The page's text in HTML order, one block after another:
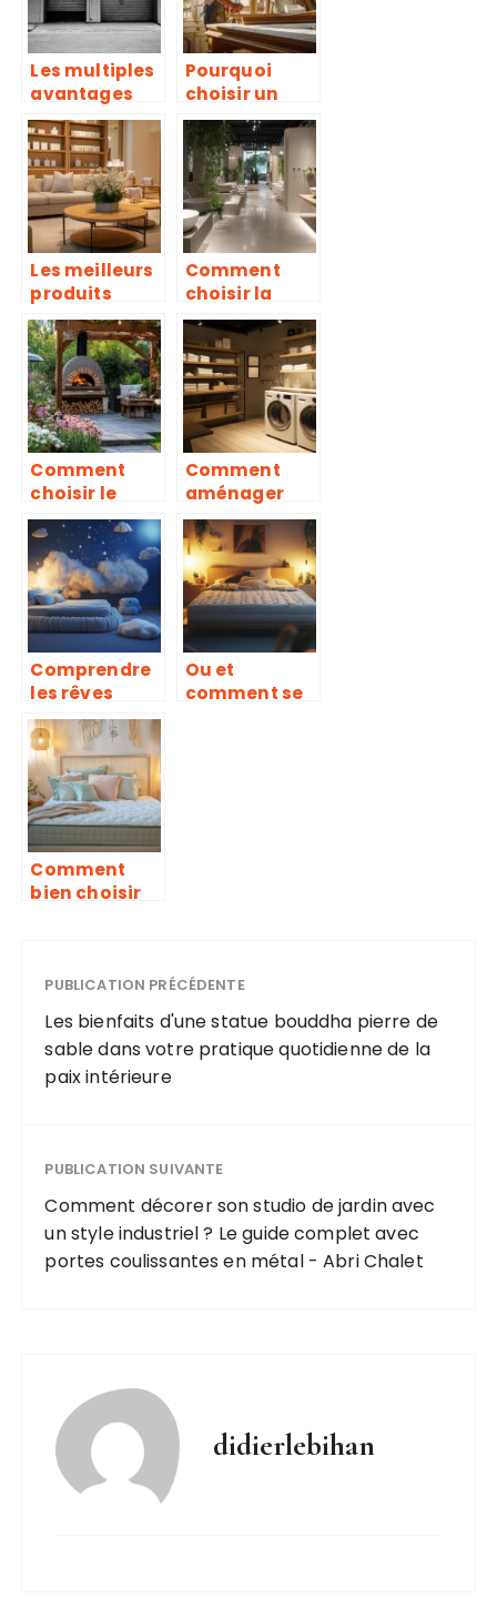
Les multiples
avantages
d’installer
des volets
dans votre
maison
Pourquoi
choisir un
fabricant de
fenêtres à
Vannes pour
vos projets
sur-mesure ?
Les meilleurs
produits
ménagers
pour
simplifier
l’entretien de
vos meubles
Comment
choisir la
vasque idéale
pour votre
salle de bain :
matériaux,
formes et
styles
Comment
choisir le
meilleur four
à pain bois
extérieur
pour votre
jardin
Comment
aménager
votre sous-
sol en
buanderie :
optimisez
chaque
centimètre
Comprendre
les rêves
récurrents :
clés de
lecture et
interprétatio
ns
psychologiqu
es
Ou et
comment se
Comment
bien choisir
de sommeil
PUBLICATION PRÉCÉDENTE
Les bienfaits d'une statue bouddha pierre de
sable dans votre pratique quotidienne de la
paix intérieure
PUBLICATION SUIVANTE
Comment décorer son studio de jardin avec
un style industriel ? Le guide complet avec
portes coulissantes en métal - Abri Chalet
didierlebihan